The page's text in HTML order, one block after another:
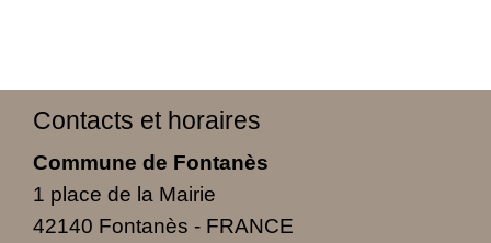
Contacts et horaires
Commune de Fontanès
1 place de la Mairie
42140 Fontanès - FRANCE